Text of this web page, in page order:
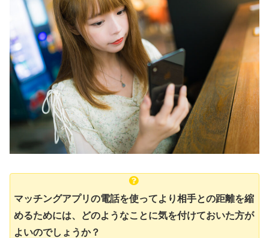
マッチングアプリの電話を使ってより相手との距離を縮
めるためには、どのようなことに気を付けておいた方が
よいのでしょうか？